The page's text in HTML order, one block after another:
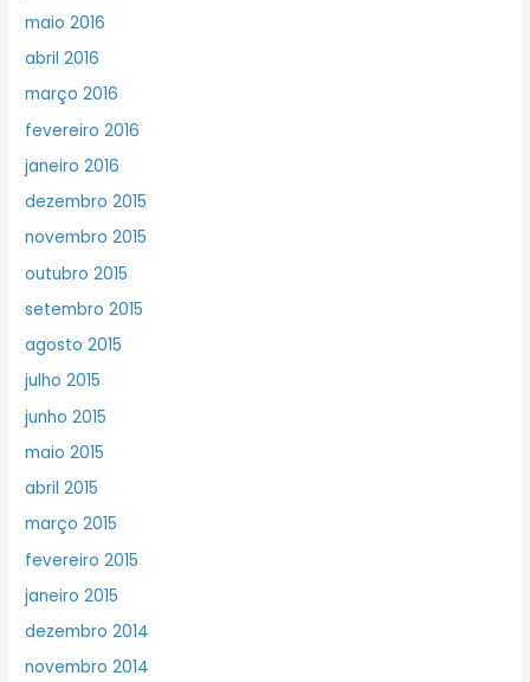
maio 2016
abril 2016
março 2016
fevereiro 2016
janeiro 2016
dezembro 2015
novembro 2015
outubro 2015
setembro 2015
agosto 2015
julho 2015
junho 2015
maio 2015
abril 2015
março 2015
fevereiro 2015
janeiro 2015
dezembro 2014
novembro 2014